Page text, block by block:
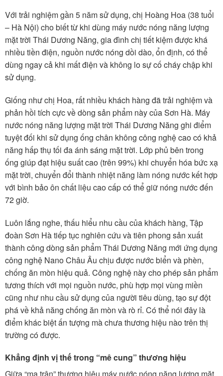
Với trải nghiệm gần 5 năm sử dụng, chị Hoàng Hoa (38 tuổi
– Hà Nội) cho biết từ khi dùng máy nước nóng năng lượng
mặt trời Thái Dương Năng, gia đình chị tiết kiệm được khá
nhiều tiền điện, nguồn nước nóng dồi dào, ổn định, có thể
dùng ngay cả khi mất điện và không lo sự cố cháy chập khi
sử dụng.
Giống như chị Hoa, rất nhiều khách hàng đã trải nghiệm và
phản hồi tích cực về dòng sản phẩm này của Sơn Hà. Máy
nước nóng năng lượng mặt trời Thái Dương Năng ghi điểm
tuyệt đối khi sử dụng ống chân không công nghệ cao có khả
năng hấp thụ tối đa ánh sáng mặt trời. Lớp phủ bên trong
ống giúp đạt hiệu suất cao (trên 99%) khi chuyển hóa bức xạ
mặt trời, chuyển đổi thành nhiệt năng làm nóng nước kết hợp
với bình bảo ôn chất liệu cao cấp có thể giữ nóng nước đến
72 giờ.
Luôn lắng nghe, thấu hiểu nhu cầu của khách hàng, Tập
đoàn Sơn Hà tiếp tục nghiên cứu và tiên phong sản xuất
thành công dòng sản phẩm Thái Dương Năng mới ứng dụng
công nghệ Nano Châu Âu chịu được nước biển và phèn,
chống ăn mòn hiệu quả. Công nghệ này cho phép sản phẩm
tương thích với mọi nguồn nước, phù hợp mọi vùng miền
cũng như nhu cầu sử dụng của người tiêu dùng, tạo sự đột
phá về khả năng chống ăn mòn và rò rỉ. Có thể nói đây là
điểm khác biệt ấn tượng mà chưa thương hiệu nào trên thị
trường có được.
Khẳng định vị thế trong “mê cung” thương hiệu